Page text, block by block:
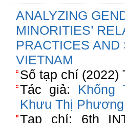
ANALYZING
MINORITIES’
PRACTICES
VIETNAM
Số tạp chí (2022)
Tác giả: Khổng
Khưu Thị
Tạp chí: 6th